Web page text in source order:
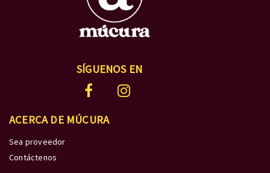
SÍGUENOS EN
ACERCA DE MÚCURA
Sea proveedor
Contáctenos